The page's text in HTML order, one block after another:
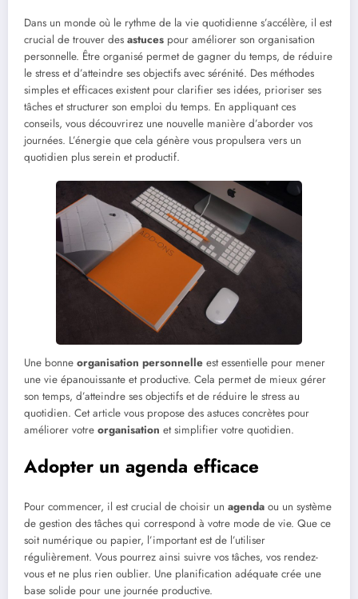
Dans un monde où le rythme de la vie quotidienne s’accélère, il est
crucial de trouver des astuces pour améliorer son organisation
personnelle. Être organisé permet de gagner du temps, de réduire
le stress et d’atteindre ses objectifs avec sérénité. Des méthodes
simples et efficaces existent pour clarifier ses idées, prioriser ses
tâches et structurer son emploi du temps. En appliquant ces
conseils, vous découvrirez une nouvelle manière d’aborder vos
journées. L’énergie que cela génère vous propulsera vers un
quotidien plus serein et productif.
Une bonne organisation personnelle est essentielle pour mener
une vie épanouissante et productive. Cela permet de mieux gérer
son temps, d’atteindre ses objectifs et de réduire le stress au
quotidien. Cet article vous propose des astuces concrètes pour
améliorer votre organisation et simplifier votre quotidien.
Adopter un agenda efficace
Pour commencer, il est crucial de choisir un agenda ou un système
de gestion des tâches qui correspond à votre mode de vie. Que ce
soit numérique ou papier, l’important est de l’utiliser
régulièrement. Vous pourrez ainsi suivre vos tâches, vos rendez-
vous et ne plus rien oublier. Une planification adéquate crée une
base solide pour une journée productive.